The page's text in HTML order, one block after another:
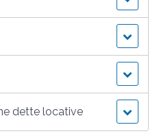
dette locative